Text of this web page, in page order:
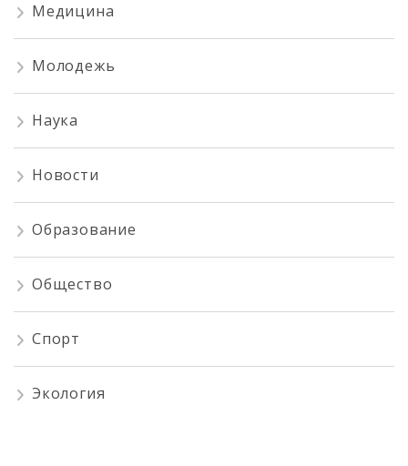
Медицина
Молодежь
Наука
Новости
Образование
Общество
Спорт
Экология